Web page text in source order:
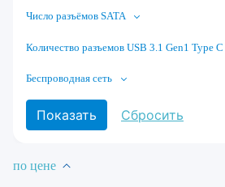
Число разъёмов SATA
Количество разъемов USB 3.1 Gen1 Type C
Беспроводная сеть
по цене